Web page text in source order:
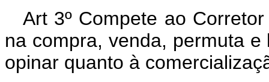
Art 3º Compete ao
na compra, venda, permuta
opinar quanto à